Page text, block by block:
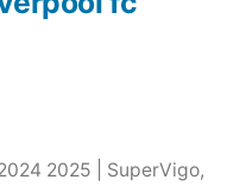
2025 | SuperVigo,